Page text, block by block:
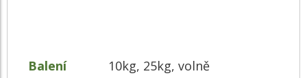
Balení 10kg, 25kg, volně